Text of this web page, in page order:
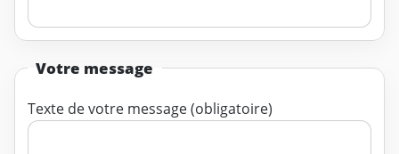
Votre message
Texte de votre message (obligatoire)